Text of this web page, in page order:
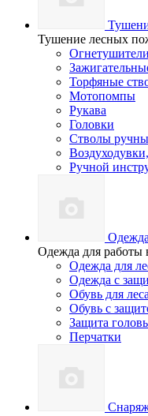
Тушение лесных
Торфяные
Мотопомпы
Рукава
Головки
Стволы
Ручной
Одежда для работы
Одежда для
Одежда с
Обувь для леса
Обувь с
Защита
Перчатки